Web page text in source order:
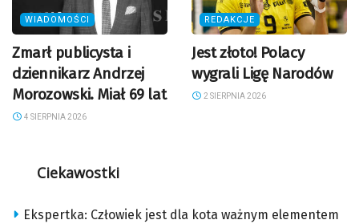
WIADOMOŚCI
Zmarł publicysta i
dziennikarz Andrzej
Morozowski. Miał 69 lat
4 SIERPNIA 2026
REDAKCJE
Jest złoto! Polacy
wygrali Ligę Narodów
2 SIERPNIA 2026
Ciekawostki
Ekspertka: Człowiek jest dla kota ważnym elementem